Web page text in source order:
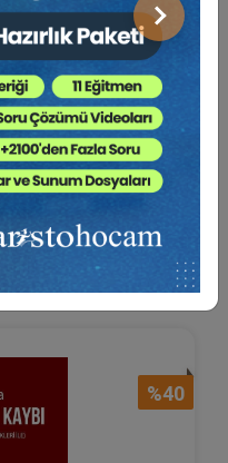
Sonraki
Sepete Ekle
%40